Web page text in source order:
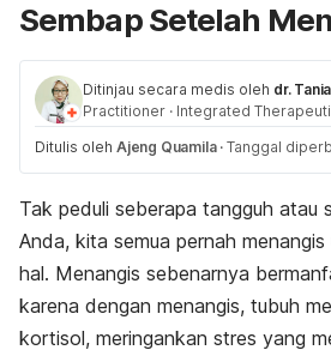
Sembap Setelah
Ditinjau secara medis oleh dr.
Practitioner · Integrated
Ditulis oleh Ajeng Quamila · Tanggal
Tak peduli seberapa tangguh atau
Anda, kita semua pernah
hal. Menangis sebenarnya
karena dengan menangis, tubuh
kortisol, meringankan stres yang